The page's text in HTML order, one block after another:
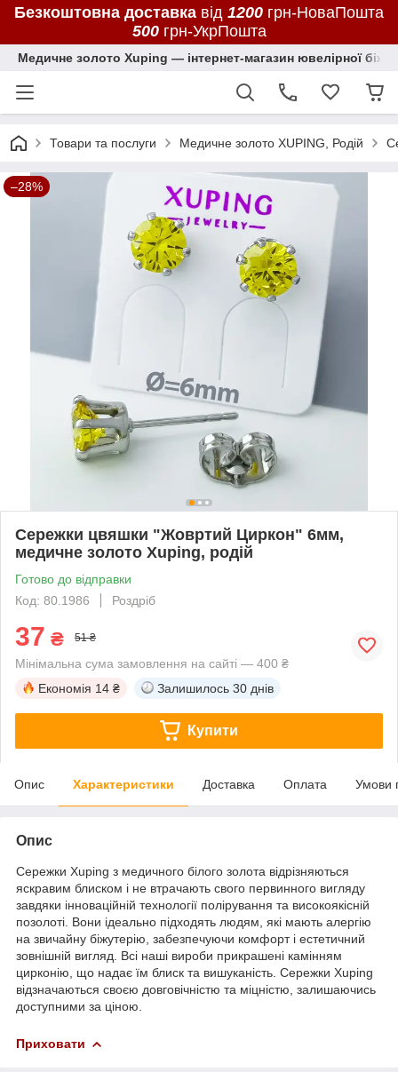
Безкоштовна доставка від 1200 грн-НоваПошта
500грн-УкрПошта
Медичне золото Xuping — інтернет-магазин ювелірної
Товари та послуги Медичне золото XUPING, Родій
–28%
Сережки цвяшки "Жовртий Циркон" 6мм,
медичне золото Xuping, родій
Готово до відправки
Код: 80.1986
Роздріб
37 ₴ 51 ₴
Мінімальна сума замовлення на сайті — 400 ₴
Економія 14 ₴ Залишилось 30 днів
Купити
Опис Характеристики Доставка Оплата Умови
Опис
Сережки Xuping з медичного білого золота відрізняються
яскравим блиском і не втрачають свого первинного вигляду
завдяки інноваційній технології полірування та високоякісній
позолоті. Вони ідеально підходять людям, які мають алергію
на звичайну біжутерію, забезпечуючи комфорт і естетичний
зовнішній вигляд. Всі наші вироби прикрашені камінням
цирконію, що надає їм блиск та вишуканість. Сережки Xuping
відзначаються своєю довговічністю та міцністю, залишаючись
доступними за ціною.
Приховати